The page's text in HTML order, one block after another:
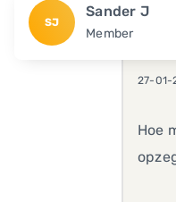
SJ
Sander J
Member
27-01-
Hoe